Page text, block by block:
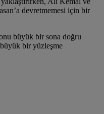
devretmemesi için bir
büyük bir sona doğru
bir yüzleşme